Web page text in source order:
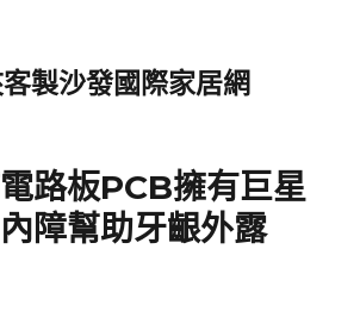
製沙發國際家居網
路板PCB擁有巨星
障幫助牙齦外露